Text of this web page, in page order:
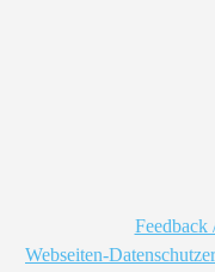
Feedback
Webseiten-